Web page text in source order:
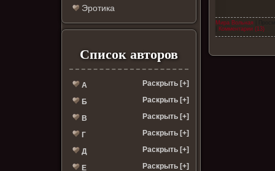
Эротика
Список авторов
А Раскрыть [+]
Б Раскрыть [+]
В Раскрыть [+]
Г Раскрыть [+]
Д Раскрыть [+]
Е Раскрыть [+]
Мира Вольная
Комментарии (13)